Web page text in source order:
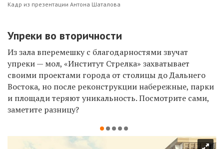
Кадр из презентации Антона Шаталова
Упреки во вторичности
Из зала вперемешку с благодарностями звучат
упреки — мол, «Институт Стрелка» захватывает
своими проектами города от столицы до Дальнего
Востока, но после реконструкции набережные, парки
и площади теряют уникальность. Посмотрите сами,
заметите разницу?